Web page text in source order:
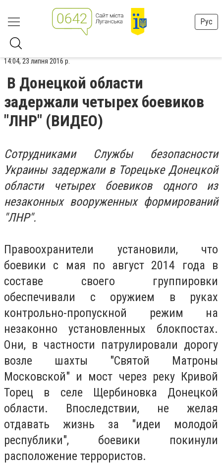
Рус
14:04, 23 липня 2016 р.
В Донецкой области
задержали четырех боевиков
"ЛНР" (ВИДЕО)
Сотрудниками Службы безопасности
Украины задержали в Торецьке Донецкой
области четырех боевиков одного из
незаконных вооруженных формирований
"ЛНР".
Правоохранители установили, что
боевики с мая по август 2014 года в
составе своего группировки
обеспечивали с оружием в руках
контрольно-пропускной режим на
незаконно установленных блокпостах.
Они, в частности патрулировали дорогу
возле шахты "Святой Матроны
Московской" и мост через реку Кривой
Торец в селе Щербиновка Донецкой
области. Впоследствии, не желая
отдавать жизнь за "идеи молодой
республики", боевики покинули
расположение террористов.